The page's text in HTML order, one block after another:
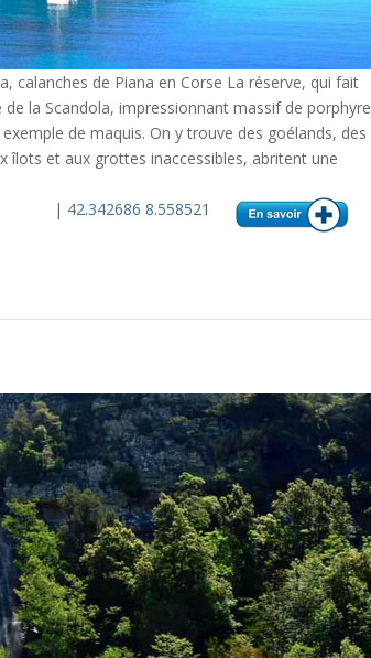
calanches de Piana en Corse La réserve, qui fait
la Scandola, impressionnant massif de porphyre
de maquis. On y trouve des goélands, des
îlots et aux grottes inaccessibles, abritent une
| 42.342686 8.558521